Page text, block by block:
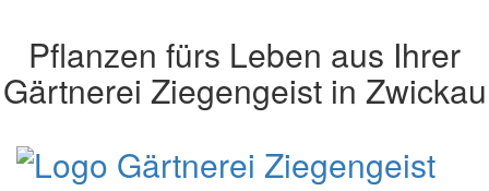
Pflanzen fürs Leben aus Ihrer
Gärtnerei Ziegengeist in Zwickau